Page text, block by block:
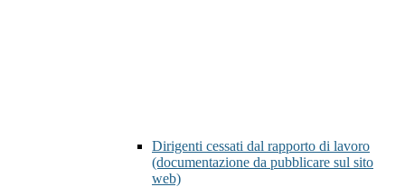
Dirigenti cessati dal rapporto di lavoro
(documentazione da pubblicare sul sito
web)